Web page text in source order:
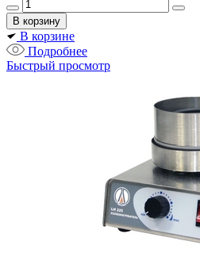
В корзине
Подробнее
Быстрый просмотр